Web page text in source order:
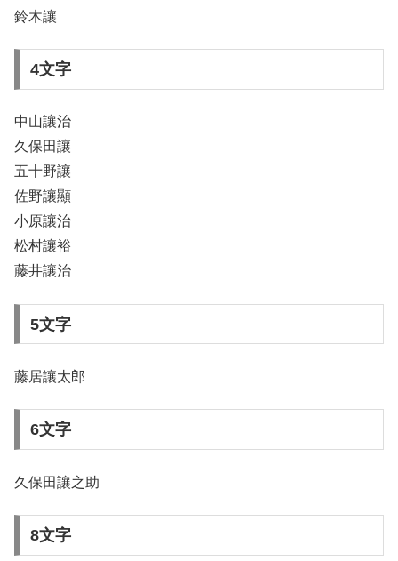
鈴木讓
4文字
中山讓治
久保田讓
五十野讓
佐野讓顯
小原讓治
松村讓裕
藤井讓治
5文字
藤居讓太郎
6文字
久保田讓之助
8文字